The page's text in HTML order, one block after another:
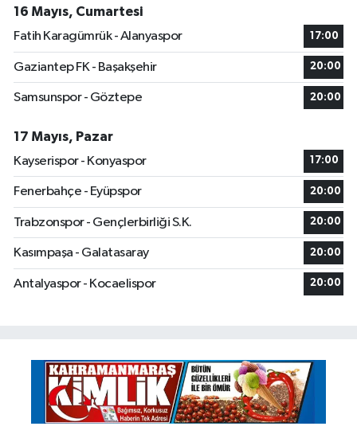
16 Mayıs, Cumartesi
Fatih Karagümrük - Alanyaspor
17:00
Gaziantep FK - Başakşehir 20:00
Samsunspor - Göztepe 20:00
17 Mayıs, Pazar
Kayserispor - Konyaspor
17:00
Fenerbahçe - Eyüpspor 20:00
Trabzonspor - Gençlerbirliği S.K. 20:00
Kasımpaşa - Galatasaray 20:00
Antalyaspor - Kocaelispor 20:00